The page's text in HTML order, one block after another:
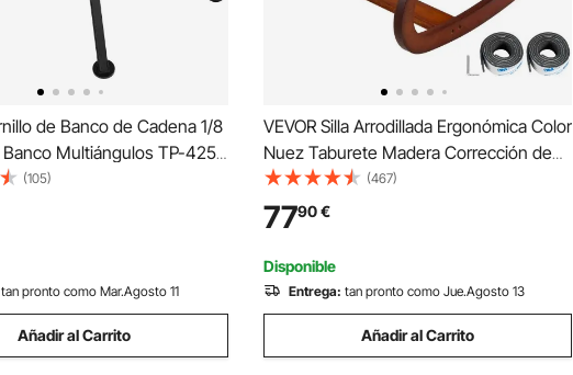
de Banco de Cadena 1/8
Multiángulos TP-425
de Cadena de
x 120 cm Tornillo De Banco
de Mesa Portátil Acero
(105)
tan pronto como Mar.Agosto 11
Añadir al Carrito
VEVOR Silla Arrodillada Ergonómica Color
Nuez Taburete Madera Corrección de
Postura Oscilante Casa Grande Home
Office o Silla de Escritorio
(467)
7790€
Disponible
Entrega: tan pronto como Jue.Agosto 13
Añadir al Carrito